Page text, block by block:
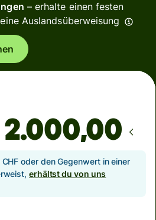
– erhalte einen festen
Auslandsüberweisung
,00
oder den Gegenwert in einer
erhältst du von uns